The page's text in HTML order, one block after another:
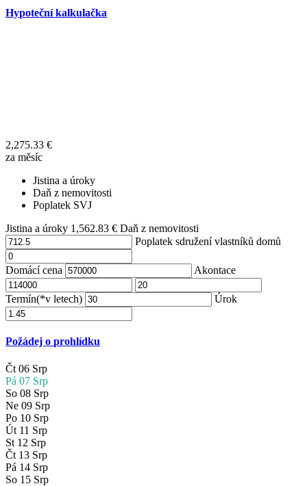
Hypoteční kalkulačka
2,275.33 €
za měsíc
Jistina a úroky
Daň z nemovitosti
Poplatek SVJ
Jistina a úroky 1,562.83 €Daň z nemovitosti
Poplatek sdružení vlastníků domů
Domácí cena Akontace
Termín(*v letech) Úrok
Požádej o prohlídku
Čt 06 Srp
Pá 07 Srp
So 08 Srp
Ne 09 Srp
Po 10 Srp
Út 11 Srp
St 12 Srp
Čt 13 Srp
Pá 14 Srp
So 15 Srp